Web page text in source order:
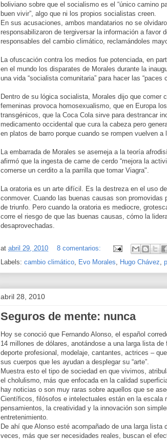
boliviano sobre que el socialismo es el “único camino
buen vivir”, algo que ni los propios socialistas creen.
En sus acusaciones, ambos mandatarios no se
responsabilizaron de tergiversar la información a favor
responsables del cambio climático, reclamándoles
La ofuscación contra los medios fue potenciada, en
en el mundo los disparates de Morales durante la
una vida “socialista comunitaria” para hacer las “paces
Dentro de su lógica socialista, Morales dijo que comer
femeninas provoca homosexualismo, que en Europa
transgénicos, que la Coca Cola sirve para destrancar
medicamento occidental que cura la cabeza pero
en platos de barro porque cuando se rompen vuelven a
La embarrada de Morales se asemeja a la teoría
afirmó que la ingesta de carne de cerdo “mejora la
comerse un cerdito a la parrilla que tomar Viagra".
La oratoria es un arte difícil. Es la destreza en el uso
conmover. Cuando las buenas causas son
de triunfo. Pero cuando la oratoria es mediocre,
corre el riesgo de que las buenas causas, cómo la
desaprovechadas.
at abril 29, 2010
8 comentarios:
Labels: cambio climático, Evo Morales, Hugo Chávez,
abril 28, 2010
Seguros de mente: nunca
Hoy se conoció que Fernando Alonso, el español
14 millones de dólares, anotándose a una larga lista
deporte profesional, modelaje, cantantes, actrices –
sus cuerpos que les ayudan a desplegar su “arte”.
Muestra esto el tipo de sociedad en que vivimos,
el cholulismo, más que enfocada en la calidad
hay noticias o son muy raras sobre aquellos que se
Científicos, filósofos e intelectuales están en la escala
pensamientos, la creatividad y la innovación son
entretenimiento.
De ahí que Alonso esté acompañado de una larga
veces, más que ser necesidades reales, buscan el